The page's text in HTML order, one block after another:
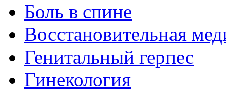
Боль в спине
Восстановительная
Генитальный герпес
Гинекология